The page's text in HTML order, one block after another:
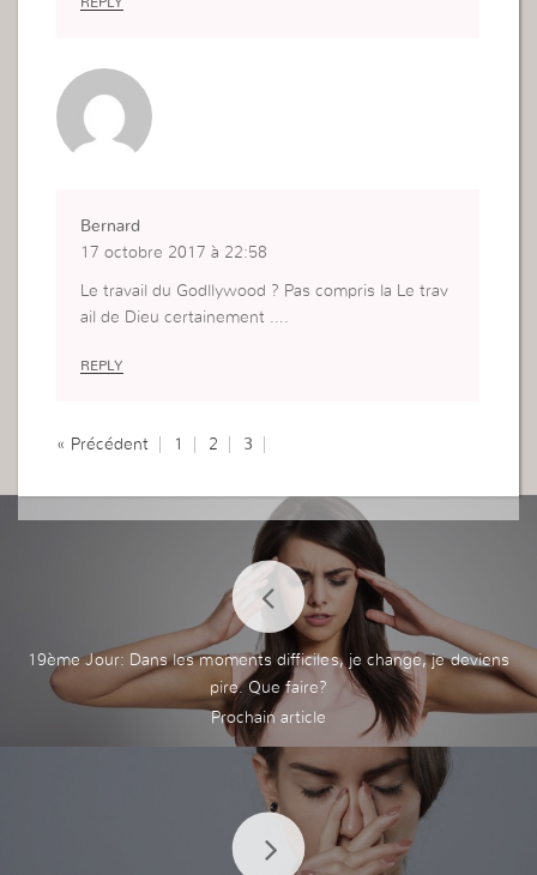
Bernard
17 octobre 2017 à 22:58
Le travail du Godllywood ? Pas compris la Le trav
ail de Dieu certainement ….
REPLY
« Précédent 1 2 3
19ème Jour: Dans les moments difficiles, je change, je deviens
pire. Que faire?